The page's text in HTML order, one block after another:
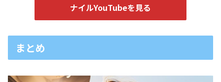
ナイルYouTubeを見る
まとめ